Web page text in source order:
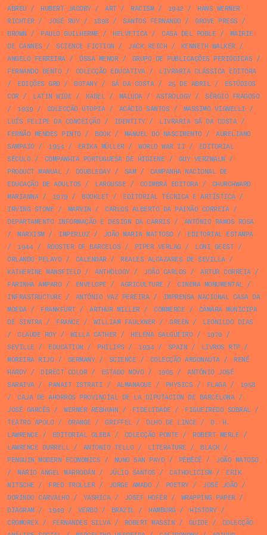
ABREU / HUBERT JACOBY/ ART/ RACISM/ 1942 /
HANS WERNER
RICHTER/ JOSÉ RUY/ 1898 / SANTOS FERNANDO/ GROVE PRESS /
BROWN / PAULO GUILHERME / HELVETICA/ CASA DEL POBLE /
MAIRIE
DE CANNES / SCIENCE FICTION / JACK REICH / KENNETH WALKER/
ANGELO FERREIRA/ ÓSSA MENOR/ GRUPO DE PUBLICAÇÕES PERIÓDICAS /
FERNANDO BENTO/ COLECÇÃO EDUCATIVA/
LIVRARIA CLÁSSICA EDITORA
/
EDIÇÕES GRD/ BOTANY/ SÁ DA COSTA/ 25 DE ABRIL/
ESTÚDIOS
COR/ LATIN WIDE / KABEL/ MALUDA/ ASTROLOGY/
SÉRGIO FRAGOSO
/
1939 / COLECÇÃO UTOPIA/ ACÁCIO SANTOS / MASSIMO VIGNELLI /
LUÍS FELIPE DA CONCEIÇÃO/ IDENTITY/ LIVRARIA SÁ DA COSTA/
FERNÃO MENDES PINTO/ BOOK/ MANUEL DO NASCIMENTO/
AURELIANO
SAMPAIO/ 1954/ ERIKA MÜLLER/ WORLD WAR II /
EDITORIAL
SÉCULO/ COMPANHIA PORTUGUESA DE HIGIENE / GUY VERZWALM/
PRODUCT MANUAL/ DOUBLEDAY/ SAM/
CAMPANHA NACIONAL DE
EDUCAÇÃO DE ADULTOS / LAROUSSE / COIMBRA EDITORA/
CHURCHWARD
MARIANNA/ 1979 / BOOKLET/ EDITORIAL TÉCNICA E ARTÍSTICA/
IRVING STONE / MARVIN / CARLOS ALBERTO DA PAIXÃO CORREIA/
DEPARTAMENTO INFORMAÇÃO E DESIGN DA CARRIS /
ANTÓNIO RAMOS ROSA
/
MARXISM/ IMPERLUZ / JOÃO MARIA MATTOSO/
EDITORIAL ESTAMPA
/
1944/ ROOSTER OF BARCELOS / PIPER VERLAG / LONI GEEST/
ORLANDO PELAYO/ CALENDAR/ REALES ALCAZARES DE SEVILLA/
KATHERINE MANSFIELD/ ANTHOLOGY/ JOÃO CARLOS / ARTUR CORREIA/
FARINHA AMPARO/ ENVELOPE / AGRICULTURE / CINEMA MONUMENTAL/
INFRASTRUCTURE / ANTÓNIO VAZ PEREIRA/
IMPRENSA NACIONAL CASA DA
MOEDA/ FRANKFURT/ ARTHUR MILLER/ COMMERCE /
CÂMARA MUNICIPA
DE SINTRA/ FRANCE / WILLIAM FAULKNER/ GREEN /
LEONILDO DIAS
/
CLAUDE ROY/ WILLA CATHER/ HELENA SALGUEIRO/ 1970 /
SEVILLE / EDUCATION / PHILIPS / 1934/ SPAIN / LIVROS RTP/
MOREIRA RIJO/ GERMANY/ SCIENCE / COLECÇÃO ARGONAUTA/
RENÉ
HARDY/ DIRECT COLOR/ ESTADO NOVO/ 1965 /
ANTÓNIO JOSÉ
SARAIVA/ PANAIT ISTRATI / ALMANAQUE / PHYSICS / FLAGA/
1958
/
CAJA DE AHORROS PROVINCIAL DE LA DIPUTACION DE BARCELONA/
JOSÉ GARCÊS / WERNER REBHUHN / FIDELIDADE / FIGUEIREDO SOBRAL/
TEATRO APOLO/ ORANGE / GRIFFEL/ OLHO DE LINCE /
D. H.
LAWRENCE / EDITORIAL GLEBA/ COLECÇÃO PONTE / ROBERT MERLE /
LAWRENCE DURRELL/ ANTONIO TELLO/ LITERATURE / BLACK/
PENGUIN MODERN ECONOMICS / NUNO SAN PAYO/ PÊBÊCÊ /
JOÃO MATOSO
/
MARIO ANGEL MARRODÁN / JÚLIO SANTOS / CATHOLICISM/
ERIK
NITSCHE / FRED TROLLER/ JORGE AMADO/ POETRY/ JOSÉ JOÃO/
DORINDO CARVALHO/ YASHICA/ JOSEF HOFER/ WRAPPING PAPER/
DIAGRAM/ 1949 / VERBO/ BRAZIL/ HAMBURG / HISTORY/
CROMOREX/ FERNANDES SILVA/ ROBERT MASSIN / GUIDE /
COLECÇÃO